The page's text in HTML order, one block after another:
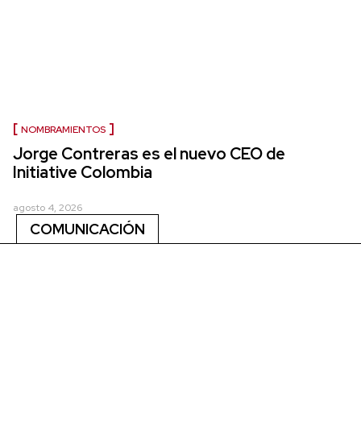
NOMBRAMIENTOS
Jorge Contreras es el nuevo CEO de
Initiative Colombia
agosto 4, 2026
COMUNICACIÓN